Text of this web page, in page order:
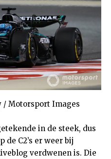
/ Motorsport Images
in de steek, dus
de C2’s er weer bij
verdwenen is. Die